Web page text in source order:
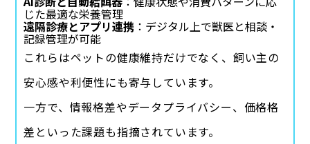
じた最適な栄養管理
遠隔診療とアプリ連携 ：デジタル上で獣医と相談・
記録管理が可能
これらはペットの健康維持だけでなく、飼い主の
安心感や利便性にも寄与しています。
一方で、情報格差やデータプライバシー、価格格
差といった課題も指摘されています。